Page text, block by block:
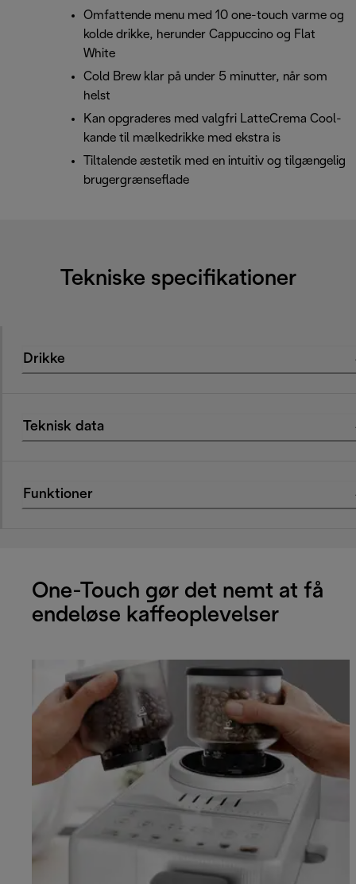
Omfattende menu med 10 one-touch varme og
kolde drikke, herunder Cappuccino og Flat
White
Cold Brew klar på under 5 minutter, når som
helst
Kan opgraderes med valgfri LatteCrema Cool-
kande til mælkedrikke med ekstra is
Tiltalende æstetik med en intuitiv og tilgængelig
brugergrænseflade
Tekniske specifikationer
Drikke
Teknisk data
Funktioner
One-Touch gør det nemt at få
endeløse kaffeoplevelser